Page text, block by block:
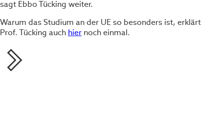
sagt Ebbo Tücking weiter.
Warum das Studium an der UE so besonders ist, erklärt
Prof. Tücking auch hier noch einmal.